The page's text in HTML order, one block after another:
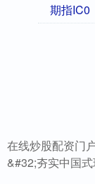
期指IC0
在线炒股配资门
&#32;夯实中国